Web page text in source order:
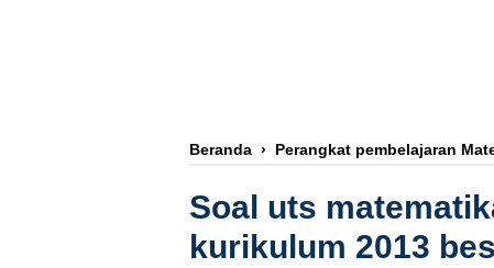
Beranda › Perangkat pembelajaran
Soal uts
kurikulum 2013